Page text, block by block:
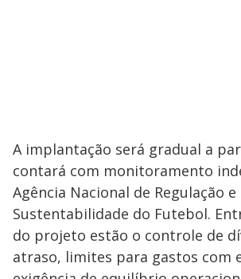
A implantação será gradual a
contará com monitoramento
Agência Nacional de Regulação e
Sustentabilidade do Futebol.
do projeto estão o controle de
atraso, limites para gastos com